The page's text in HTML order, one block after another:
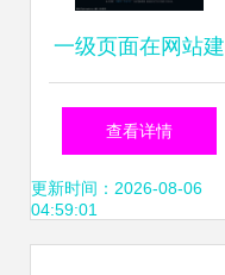
一级页面在网站建
设中的核心作用与
设计要点
查看详情
更新时间：2026-08-06
04:59:01